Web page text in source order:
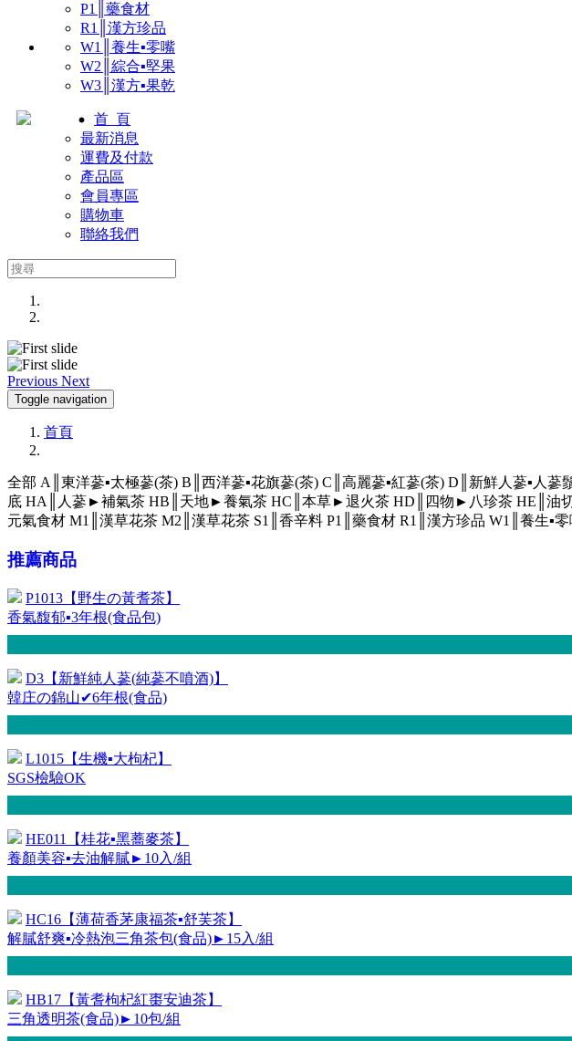
P1║藥食材
R1║漢方珍品
W1║養生▪零嘴
W2║綜合▪堅果
W3║漢方▪果乾
首 頁
最新消息
運費及付款
產品區
會員專區
購物車
聯絡我們
Previous Next
Toggle navigation
首頁
全部 A║東洋蔘▪太極蔘(茶) B║西洋蔘▪花旗蔘(茶) C║高麗蔘▪紅蔘(茶) D║新鮮人蔘▪人蔘
底 HA║人蔘►補氣茶 HB║天地►養氣茶 HC║本草►退火茶 HD║四物►八珍茶 HE║油
元氣食材 M1║漢草花茶 M2║漢草花茶 S1║香辛料 P1║藥食材 R1║漢方珍品 W1║養生▪
推薦商品
P1013【野生の黃耆茶】
香氣馥郁▪3年根(食品包)
D3【新鮮純人蔘(純蔘不噴酒)】
韓庄の錦山✔6年根(食品)
L1015【生機▪大枸杞】
SGS檢驗OK
HE011【桂花▪黑蕎麥茶】
養顏美容▪去油解膩►10入/組
HC16【薄荷香茅康福茶▪舒芙茶】
解膩舒爽▪冷熱泡三角茶包(食品)►15入/組
HB17【黃耆枸杞紅棗安迪茶】
三角透明茶(食品)►10包/組